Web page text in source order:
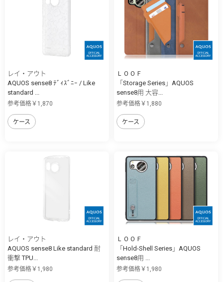
レイ・アウト
AQUOS sense8 ﾃﾞｨｽﾞﾆｰ / Like
standard ...
参考価格￥1,870
ケース
ＬＯＯＦ
「Storage Series」AQUOS
sense8用 大容...
参考価格￥1,880
ケース
レイ・アウト
AQUOS sense8 Like standard 耐
衝撃 TPU...
参考価格￥1,980
ＬＯＯＦ
「Hold-Shell Series」AQUOS
sense8用 ...
参考価格￥1,980